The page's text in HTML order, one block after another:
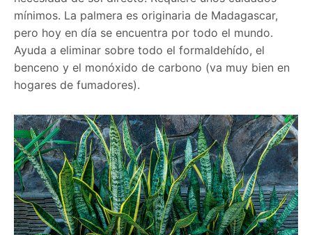
mínimos. La palmera es originaria de Madagascar,
pero hoy en día se encuentra por todo el mundo.
Ayuda a eliminar sobre todo el formaldehído, el
benceno y el monóxido de carbono (va muy bien en
hogares de fumadores).